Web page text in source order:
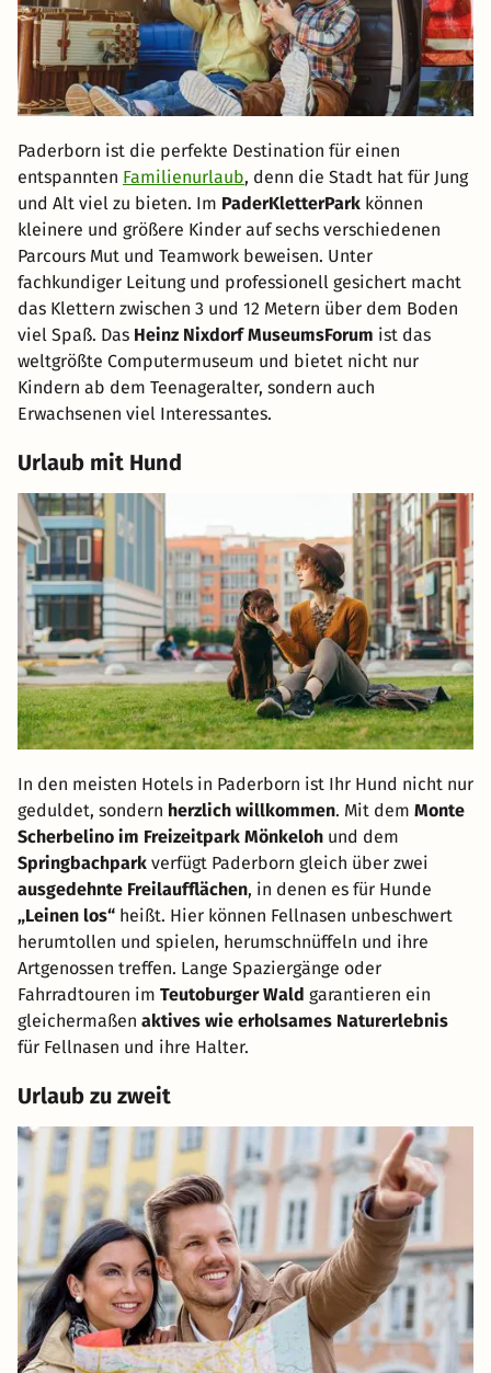
Paderborn ist die perfekte Destination für einen
entspannten Familienurlaub, denn die Stadt hat für Jung
und Alt viel zu bieten. Im PaderKletterPark können
kleinere und größere Kinder auf sechs verschiedenen
Parcours Mut und Teamwork beweisen. Unter
fachkundiger Leitung und professionell gesichert macht
das Klettern zwischen 3 und 12 Metern über dem Boden
viel Spaß. Das Heinz Nixdorf MuseumsForum ist das
weltgrößte Computermuseum und bietet nicht nur
Kindern ab dem Teenageralter, sondern auch
Erwachsenen viel Interessantes.
Urlaub mit Hund
In den meisten Hotels in Paderborn ist Ihr Hund nicht nur
geduldet, sondern herzlich willkommen. Mit dem Monte
Scherbelino im Freizeitpark Mönkeloh und dem
Springbachpark verfügt Paderborn gleich über zwei
ausgedehnte Freilaufflächen, in denen es für Hunde
„Leinen los“ heißt. Hier können Fellnasen unbeschwert
herumtollen und spielen, herumschnüffeln und ihre
Artgenossen treffen. Lange Spaziergänge oder
Fahrradtouren im Teutoburger Wald garantieren ein
gleichermaßen aktives wie erholsames Naturerlebnis
für Fellnasen und ihre Halter.
Urlaub zu zweit